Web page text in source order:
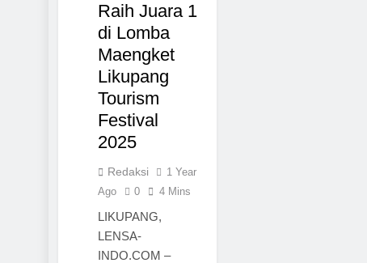
Raih Juara 1
di Lomba
Maengket
Likupang
Tourism
Festival
2025
Redaksi
1 Year
Ago
0 4 Mins
LIKUPANG,
LENSA-
INDO.COM –